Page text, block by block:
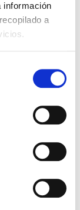
información
a